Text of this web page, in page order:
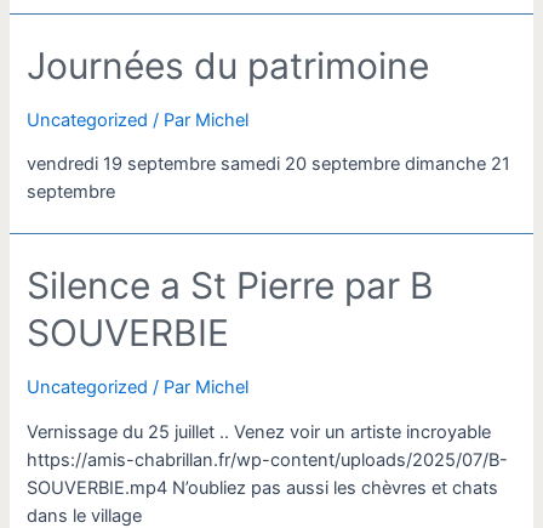
Journées du patrimoine
Uncategorized / Par Michel
vendredi 19 septembre samedi 20 septembre dimanche 21
septembre
Silence a St Pierre par B
SOUVERBIE
Uncategorized / Par Michel
Vernissage du 25 juillet .. Venez voir un artiste incroyable
https://amis-chabrillan.fr/wp-content/uploads/2025/07/B-
SOUVERBIE.mp4 N’oubliez pas aussi les chèvres et chats
dans le village